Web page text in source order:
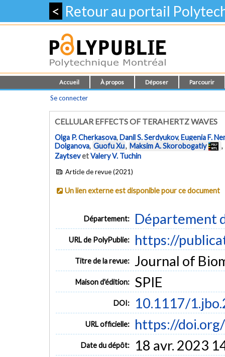
< Retour au portail
Accueil À propos Déposer Parcourir
Se connecter
CELLULAR EFFECTS OF TERAHERTZ WAVES
Olga P. Cherkasova,Danil S. Serdyukov,Eugenia F.
Dolganova, Guofu Xu, Maksim A. Skorobogatiy ,
ZaytsevetValery V. Tuchin
Article de revue (2021)
Un lien externe est disponible pour ce document
Département: Département
URL de PolyPublie: https://
Titre de la revue: Journal of
Maison d'édition: SPIE
DOI: 10.1117/
URL officielle: https://
Date du dépôt: 18 avr. 2023